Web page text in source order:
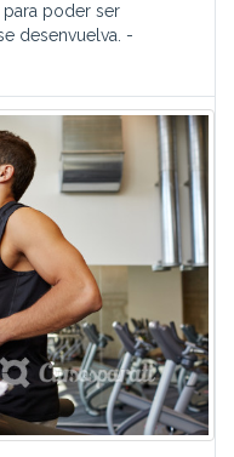
poder ser
desenvuelva. -